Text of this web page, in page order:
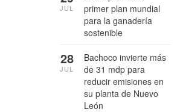
primer plan mundial
para la ganadería
sostenible
JUL
Bachoco invierte más
de 31 mdp para
reducir emisiones en
su planta de Nuevo
León
28
JUL